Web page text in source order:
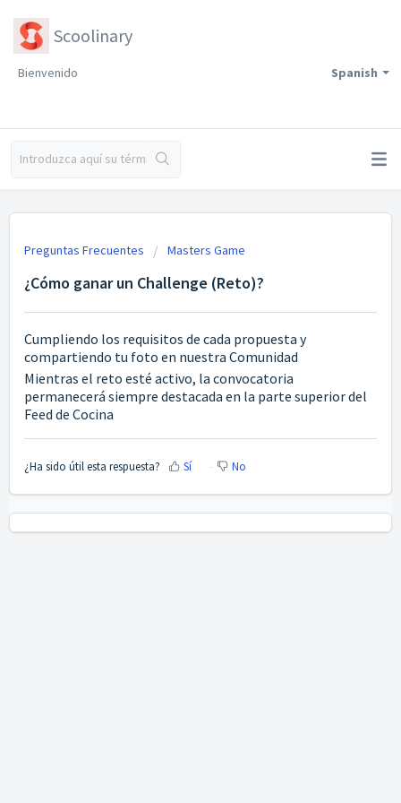
Scoolinary
Spanish
Bienvenido
Preguntas Frecuentes Masters Game
¿Cómo ganar un Challenge (Reto)?
Cumpliendo los requisitos de cada propuesta y
compartiendo tu foto en nuestra Comunidad
Mientras el reto esté activo, la convocatoria
permanecerá siempre destacada en la parte superior del
Feed de Cocina
¿Ha sido útil esta respuesta? Sí No